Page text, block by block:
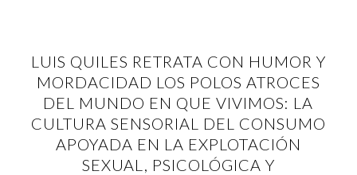
LUIS QUILES RETRATA CON HUMOR Y
MORDACIDAD LOS POLOS ATROCES
DEL MUNDO EN QUE VIVIMOS: LA
CULTURA SENSORIAL DEL CONSUMO
APOYADA EN LA EXPLOTACIÓN
SEXUAL, PSICOLÓGICA Y